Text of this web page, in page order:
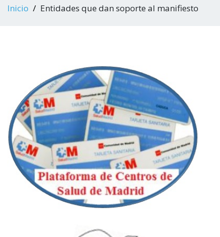
Inicio Entidades que dan soporte al manifiesto